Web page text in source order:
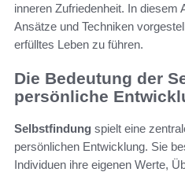
inneren Zufriedenheit. In diesem
Ansätze und Techniken
erfülltes Leben zu führen.
Die Bedeutung der
persönliche
Selbstfindung spielt eine
persönlichen Entwicklung. Sie
Individuen ihre eigenen Werte,